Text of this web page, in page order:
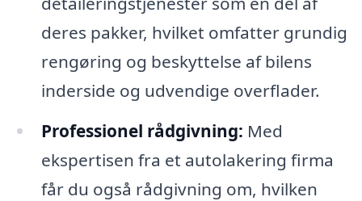
deres pakker, hvilket omfatter grundig
rengøring og beskyttelse af bilens
inderside og udvendige overflader.
Professionel rådgivning: Med
ekspertisen fra et autolakering firma
får du også rådgivning om, hvilken